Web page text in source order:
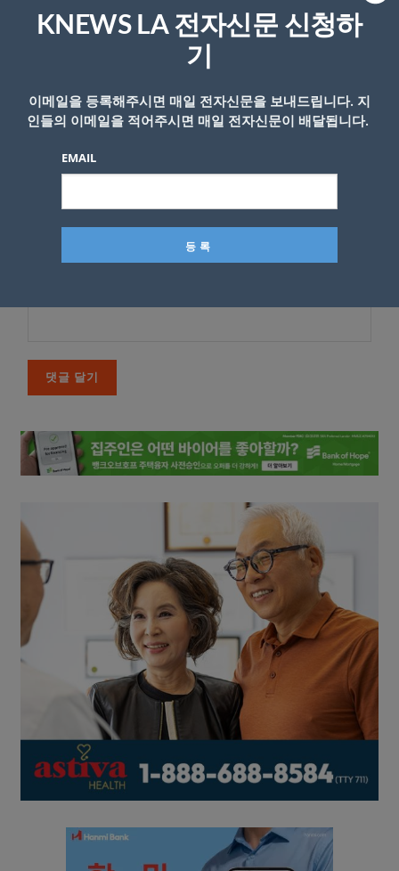
이메일 주소는 공개되지 않습니다. 필수 필드는 * 로 표시됩니
다KNEWS LA 전자신문 신청하
기
이메일을 등록해주시면 매일 전자신문을 보내드립니다. 지
인들의 이메일을 적어주시면 매일 전자신문이 배달됩니다.
EMAIL